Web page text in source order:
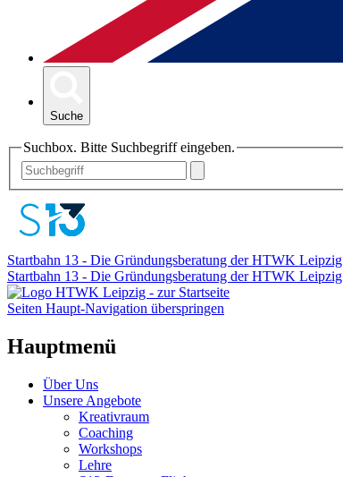
Suche
Suchbox. Bitte Suchbegriff eingeben.
Startbahn 13 - Die Gründungsberatung der HTWK Leipzig
Startbahn 13 - Die Gründungsberatung der HTWK Leipzig
Seiten Haupt-Navigation überspringen
Hauptmenü
Über Uns
Unsere Angebote
Kreativraum
Coaching
Workshops
Lehre